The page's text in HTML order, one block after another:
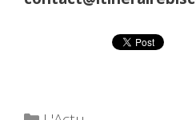
Catégories